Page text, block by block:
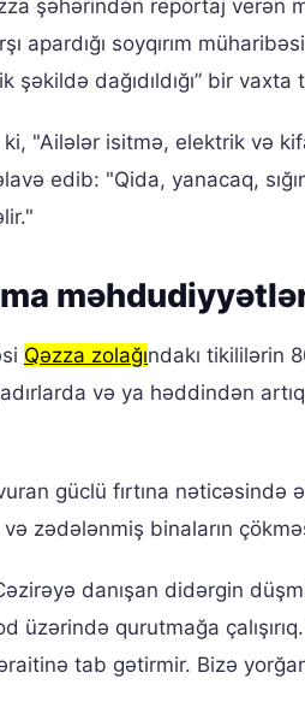
şəhərindən reportaj
apardığı soyqırım
şəkildə dağıdıldığı” bir
ki, "Ailələr isitmə, elektrik və
edib: "Qida, yanacaq,
Qəzza zolağındakı tikililərin
və ya həddindən
güclü fırtına nəticəsində
və zədələnmiş binaların
danışan didərgin
üzərində qurutmağa
tab gətirmir. Bizə yorğan